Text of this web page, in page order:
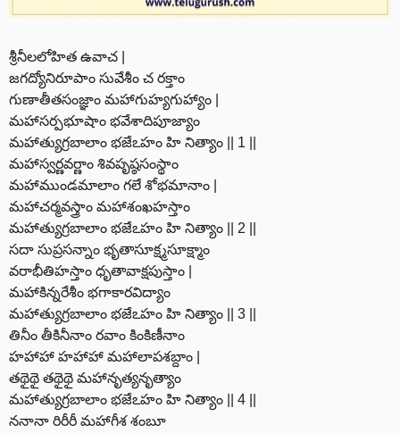
శ్రీనీలలోహిత ఉవాచ |
జగద్యోనిరూపాం సువేశీం చ రక్తాం
గుణాతీతసంజ్ఞాం మహాగుహ్యగుహ్యాం |
మహాసర్పభూషాం భవేశాదిపూజ్యాం
మహాత్యుగ్రబాలాం భజేఽహం హి నిత్యాం || 1 ||
మహాస్వర్ణవర్ణాం శివపృష్ఠసంస్థాం
మహాముండమాలాం గలే శోభమానాం |
మహాచర్మవస్త్రాం మహాశంఖహస్తాం
మహాత్యుగ్రబాలాం భజేఽహం హి నిత్యాం || 2 ||
సదా సుప్రసన్నాం భృతాసూక్ష్మసూక్ష్మాం
వరాభీతిహస్తాం ధృతావాక్షపుస్తాం |
మహాకిన్నరేశీం భగాకారవిద్యాం
మహాత్యుగ్రబాలాం భజేఽహం హి నిత్యాం || 3 ||
తినీం తీకినీనాం రవాం కింకిణీనాం
హహాహా హహాహా మహాలాపశబ్దాం |
తథైథై తథైథై మహానృత్యనృత్యాం
మహాత్యుగ్రబాలాం భజేఽహం హి నిత్యాం || 4 ||
ననానా రిరీరీ మహాగీశ శంబూ